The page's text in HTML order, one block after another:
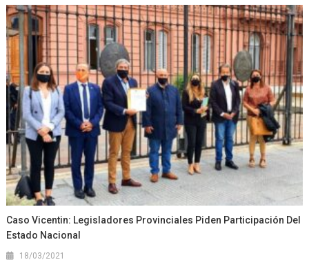
Caso Vicentin: Legisladores Provinciales Piden Participación Del
Estado Nacional
18/03/2021